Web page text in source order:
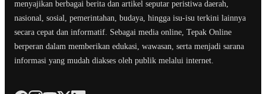
menyajikan berbagai berita dan artikel seputar peristiwa daerah,
nasional, sosial, pemerintahan, budaya, hingga isu-isu terkini lainnya
secara cepat dan informatif. Sebagai media online, Tepak Online
berperan dalam memberikan edukasi, wawasan, serta menjadi sarana
informasi yang mudah diakses oleh publik melalui internet.